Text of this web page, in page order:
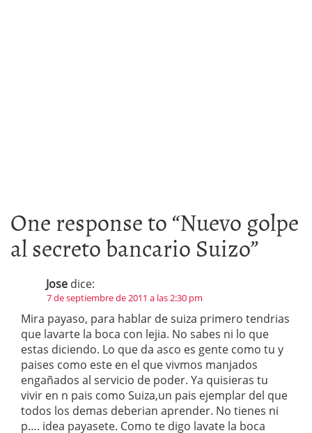
One response to “Nuevo golpe
al secreto bancario Suizo”
Jose dice:
7 de septiembre de 2011 a las 2:30 pm
Mira payaso, para hablar de suiza primero tendrias
que lavarte la boca con lejia. No sabes ni lo que
estas diciendo. Lo que da asco es gente como tu y
paises como este en el que vivmos manjados
engañados al servicio de poder. Ya quisieras tu
vivir en n pais como Suiza,un pais ejemplar del que
todos los demas deberian aprender. No tienes ni
p…. idea payasete. Como te digo lavate la boca